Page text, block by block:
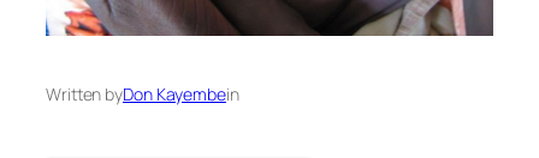
Written byDon Kayembein